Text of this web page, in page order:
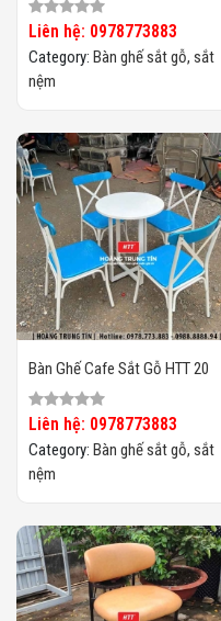
Liên hệ: 0978773883
Category: Bàn ghế sắt gỗ, sắt
nệm
Bàn Ghế Cafe Sắt Gỗ HTT 20
Liên hệ: 0978773883
Category: Bàn ghế sắt gỗ, sắt
nệm